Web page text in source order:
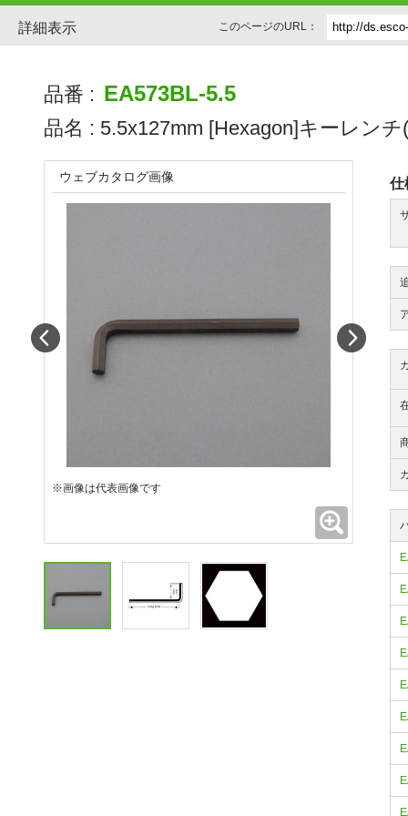
詳細表示 このページのURL：
品番 : EA573BL-5.5
品名 : 5.5x127mm [Hexagon]キーレンチ
仕
ウェブカタログ画像
※画像は代表画像です